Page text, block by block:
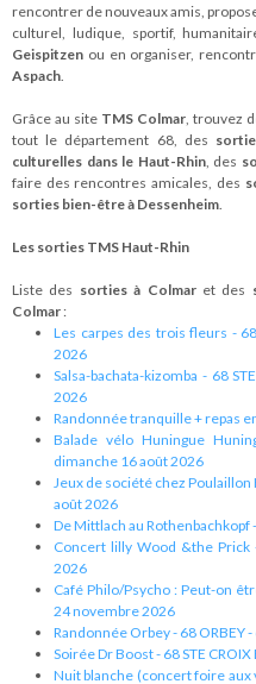
rencontrer de nouveaux amis,
culturel, ludique, sportif,
Geispitzen ou en organiser,
Aspach.
Grâce au site TMS Colmar, trouvez
tout le département 68, des
culturelles dans le Haut-Rhin, des
faire des rencontres amicales, des
sorties bien-être à Dessenheim.
Les sorties TMS Haut-Rhin
Liste des sorties à Colmaret des
Colmar :
Les carpes des trois fleurs -
2026
Salsa-bachata-kizomba - 68
2026
Randonnée tranquille + repas
Balade vélo Huningue
dimanche 16 août 2026
Jeux de société chez Poulaillon
août 2026
De Mittlach au Rothenbachkopf
Concert lilly Wood &the Prick
2026
Café Philo/Psycho : Peut-on
24 novembre 2026
Randonnée Orbey - 68 ORBEY
Soirée Dr Boost - 68 STE
Nuit blanche (concert foire aux